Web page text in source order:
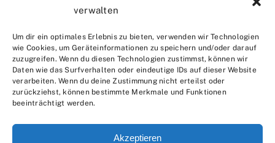
verwalten
Um dir ein optimales Erlebnis zu bieten, verwenden wir Technologien
wie Cookies, um Geräteinformationen zu speichern und/oder darauf
zuzugreifen. Wenn du diesen Technologien zustimmst, können wir
Daten wie das Surfverhalten oder eindeutige IDs auf dieser Website
verarbeiten. Wenn du deine Zustimmung nicht erteilst oder
zurückziehst, können bestimmte Merkmale und Funktionen
beeinträchtigt werden.
Akzeptieren
Impressum